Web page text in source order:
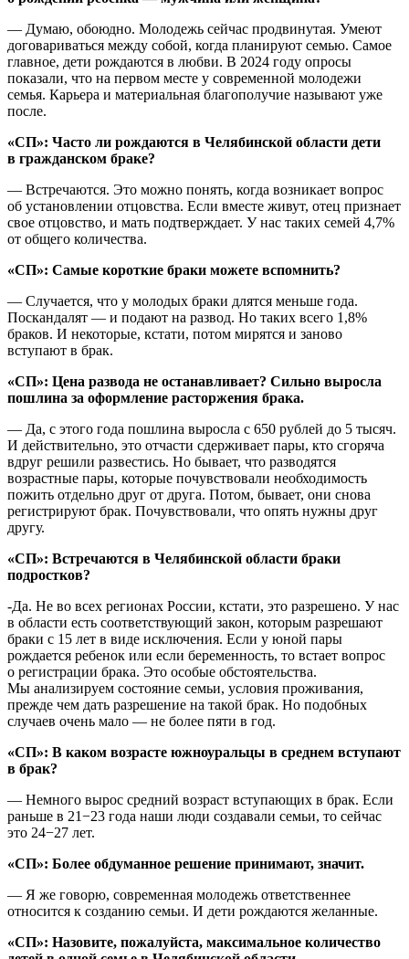
— Думаю, обоюдно. Молодежь сейчас продвинутая. Умеют
договариваться между собой, когда планируют семью. Самое
главное, дети рождаются в любви. В 2024 году опросы
показали, что на первом месте у современной молодежи
семья. Карьера и материальная благополучие называют уже
после.
«СП»: Часто ли рождаются в Челябинской области дети
в гражданском браке?
— Встречаются. Это можно понять, когда возникает вопрос
об установлении отцовства. Если вместе живут, отец признает
свое отцовство, и мать подтверждает. У нас таких семей 4,7%
от общего количества.
«СП»: Самые короткие браки можете вспомнить?
— Случается, что у молодых браки длятся меньше года.
Поскандалят — и подают на развод. Но таких всего 1,8%
браков. И некоторые, кстати, потом мирятся и заново
вступают в брак.
«СП»: Цена развода не останавливает? Сильно выросла
пошлина за оформление расторжения брака.
— Да, с этого года пошлина выросла с 650 рублей до 5 тысяч.
И действительно, это отчасти сдерживает пары, кто сгоряча
вдруг решили развестись. Но бывает, что разводятся
возрастные пары, которые почувствовали необходимость
пожить отдельно друг от друга. Потом, бывает, они снова
регистрируют брак. Почувствовали, что опять нужны друг
другу.
«СП»: Встречаются в Челябинской области браки
подростков?
-Да. Не во всех регионах России, кстати, это разрешено. У нас
в области есть соответствующий закон, которым разрешают
браки с 15 лет в виде исключения. Если у юной пары
рождается ребенок или если беременность, то встает вопрос
о регистрации брака. Это особые обстоятельства.
Мы анализируем состояние семьи, условия проживания,
прежде чем дать разрешение на такой брак. Но подобных
случаев очень мало — не более пяти в год.
«СП»: В каком возрасте южноуральцы в среднем вступают
в брак?
— Немного вырос средний возраст вступающих в брак. Если
раньше в 21−23 года наши люди создавали семьи, то сейчас
это 24−27 лет.
«СП»: Более обдуманное решение принимают, значит.
— Я же говорю, современная молодежь ответственнее
относится к созданию семьи. И дети рождаются желанные.
«СП»: Назовите, пожалуйста, максимальное количество